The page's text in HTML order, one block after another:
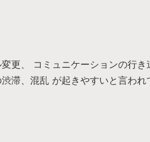
更、 コミュニケーションの行
滞、混乱 が起きやすいと言われ